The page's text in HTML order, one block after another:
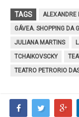
TAGS ALEXANDRE
GÁVEA. SHOPPING DA
JULIANA MARTINS
TCHAIKOVSCKY
TEATRO PETRORIO